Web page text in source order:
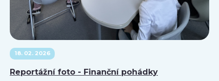
18. 02. 2026
Reportážní foto - Finanční pohádky